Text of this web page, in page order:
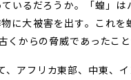
いるだろうか。「蝗」
に大被害を出す。これを
からの脅威であったこと
アフリカ東部、中東、